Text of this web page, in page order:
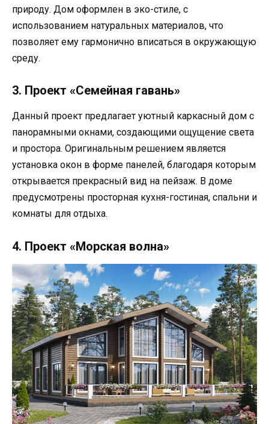
природу. Дом оформлен в эко-стиле, с
использованием натуральных материалов, что
позволяет ему гармонично вписаться в окружающую
среду.
3. Проект «Семейная гавань»
Данный проект предлагает уютный каркасный дом с
панорамными окнами, создающими ощущение света
и простора. Оригинальным решением является
установка окон в форме панелей, благодаря которым
открывается прекрасный вид на пейзаж. В доме
предусмотрены просторная кухня-гостиная, спальни и
комнаты для отдыха.
4. Проект «Морская волна»